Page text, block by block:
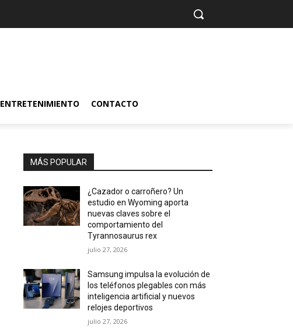
ENTRETENIMIENTO CONTACTO
MÁS POPULAR
¿Cazador o carroñero? Un
estudio en Wyoming aporta
nuevas claves sobre el
comportamiento del
Tyrannosaurus rex
julio 27, 2026
Samsung impulsa la evolución de
los teléfonos plegables con más
inteligencia artificial y nuevos
relojes deportivos
julio 27, 2026